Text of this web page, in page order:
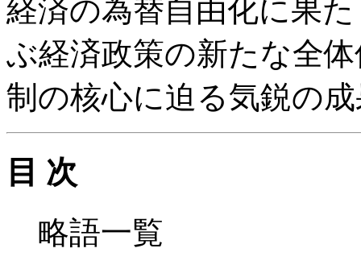
経済の為替自由化に果
ぶ経済政策の新たな全
制の核心に迫る気鋭の
目 次
略語一覧